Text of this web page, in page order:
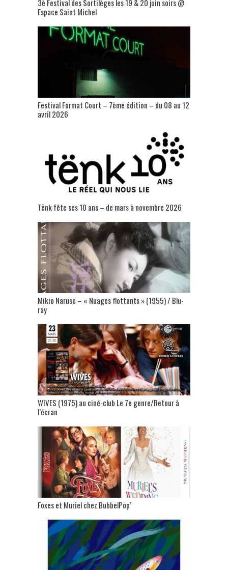
3è Festival des Sortilèges les 19 & 20 juin soirs @
Espace Saint Michel
Festival Format Court – 7ème édition – du 08 au 12
avril 2026
Tënk fête ses 10 ans – de mars à novembre 2026
Mikio Naruse – « Nuages flottants » (1955) / Blu-
ray
WIVES (1975) au ciné-club Le 7e genre/Retour à
l’écran
Foxes et Muriel chez BubbelPop’